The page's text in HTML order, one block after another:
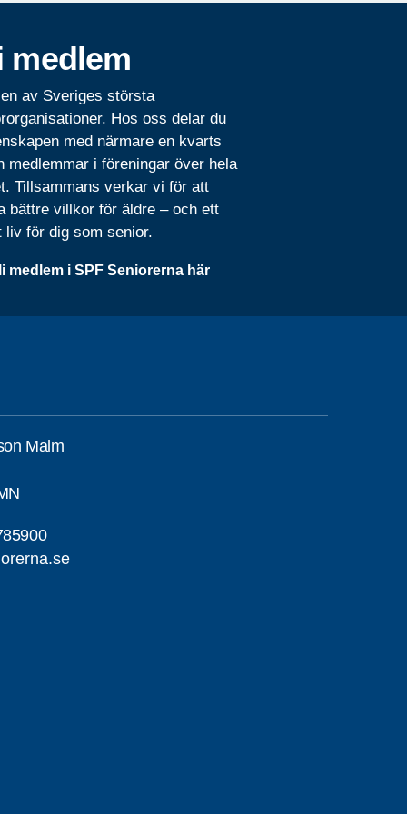
medlem
av Sveriges största
Hos oss delar du
med närmare en kvarts
medlemmar i föreningar över hela
Tillsammans verkar vi för att
bättre villkor för äldre – och ett
liv för dig som senior.
medlem i SPF Seniorerna här
Malm